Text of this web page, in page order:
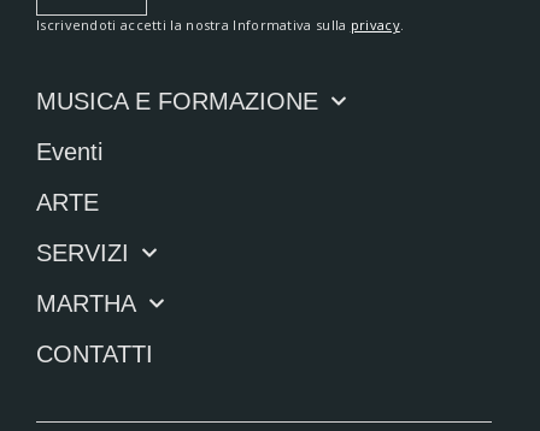
Iscrivendoti accetti la nostra Informativa sulla privacy.
MUSICA E FORMAZIONE
Eventi
ARTE
SERVIZI
MARTHA
CONTATTI